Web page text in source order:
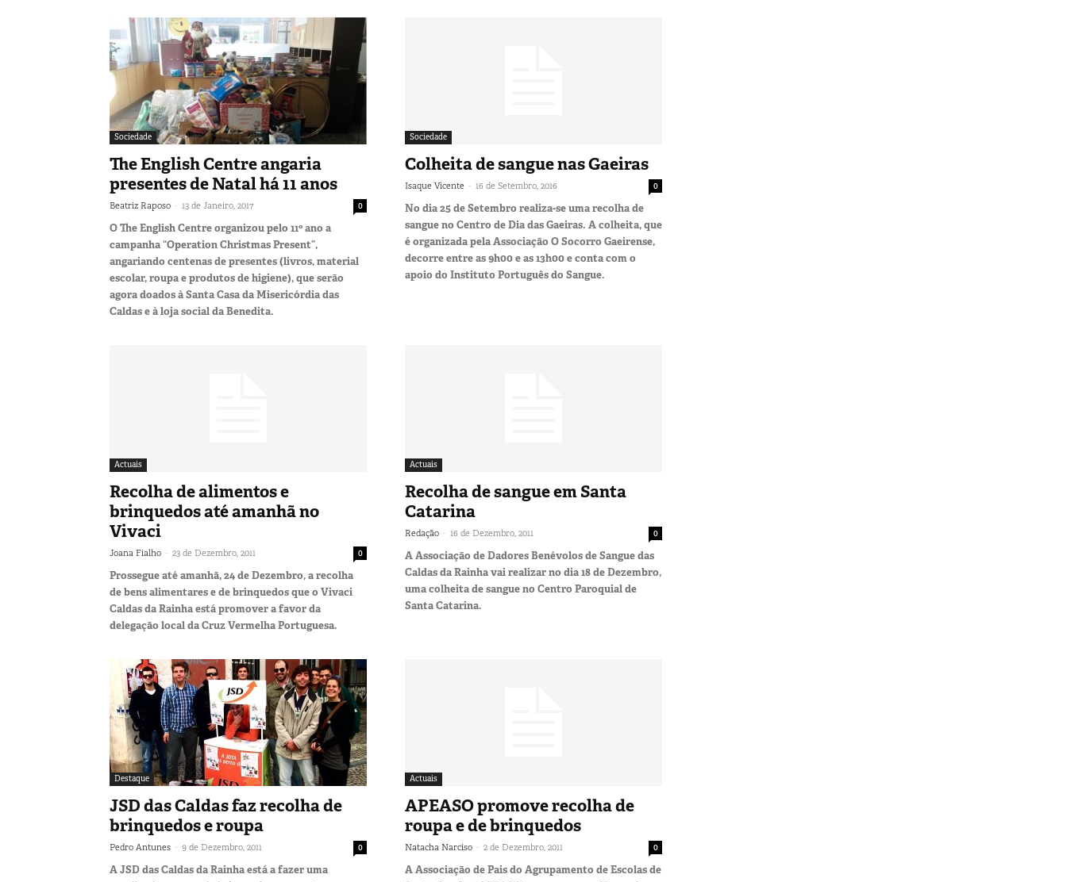
Sociedade
The English Centre angaria
presentes de Natal há 11 anos
Beatriz Raposo - 13 de Janeiro, 2017 0
O The English Centre organizou pelo 11º ano a
campanha “Operation Christmas Present”,
angariando centenas de presentes (livros, material
escolar, roupa e produtos de higiene), que serão
agora doados à Santa Casa da Misericórdia das
Caldas e à loja social da Benedita.
Sociedade
Colheita de sangue nas Gaeiras
Isaque Vicente - 16 de Setembro, 2016 0
No dia 25 de Setembro realiza-se uma recolha de
sangue no Centro de Dia das Gaeiras. A colheita, que
é organizada pela Associação O Socorro Gaeirense,
decorre entre as 9h00 e as 13h00 e conta com o
apoio do Instituto Português do Sangue.
Actuais
Recolha de alimentos e
brinquedos até amanhã no
Vivaci
Joana Fialho - 23 de Dezembro, 2011 0
Prossegue até amanhã, 24 de Dezembro, a recolha
de bens alimentares e de brinquedos que o Vivaci
Caldas da Rainha está promover a favor da
delegação local da Cruz Vermelha Portuguesa.
Actuais
Recolha de sangue em Santa
Catarina
Redação - 16 de Dezembro, 2011 0
A Associação de Dadores Benévolos de Sangue das
Caldas da Rainha vai realizar no dia 18 de Dezembro,
uma colheita de sangue no Centro Paroquial de
Santa Catarina.
Destaque
JSD das Caldas faz recolha de
brinquedos e roupa
Pedro Antunes - 9 de Dezembro, 2011 0
A JSD das Caldas da Rainha está a fazer uma
Actuais
APEASO promove recolha de
roupa e de brinquedos
Natacha Narciso - 2 de Dezembro, 2011 0
A Associação de Pais do Agrupamento de Escolas de